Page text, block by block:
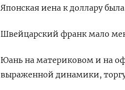
Японская иена к доллару
Швейцарский франк мало
Юань на материковом и на
выраженной динамики,